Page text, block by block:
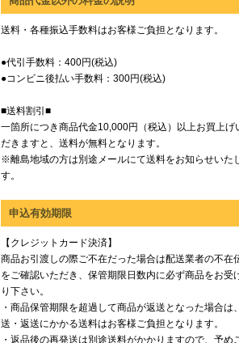
送料・各種振込手数料はお客様ご負担となります。
●代引手数料：400円(税込)
●コンビニ後払い手数料：300円(税込)
■送料割引■
一箇所につき商品代金10,000円（税込）以上お買上げ
だきますと、送料が無料となります。
※離島地域の方は別途メールにて送料をお知らせいた
す。
申込有効期限
【クレジットカード決済】
商品お引渡しの際ご不在だった場合は配送業者の不在
をご確認いただき、保管期限日数内に必ず商品をお受
り下さい。
・商品保管期限を超過して商品が返送となった場合は
送・返送にかかる送料はお客様ご負担となります。
・返品後の再発送は別途送料がかかりますので、予め